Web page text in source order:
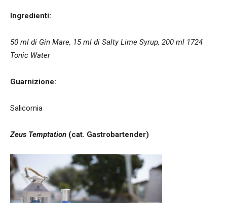
Ingredienti:
50 ml di Gin Mare, 15 ml di Salty Lime Syrup, 200 ml 1724
Tonic Water
Guarnizione:
Salicornia
Zeus Temptation (cat. Gastrobartender)